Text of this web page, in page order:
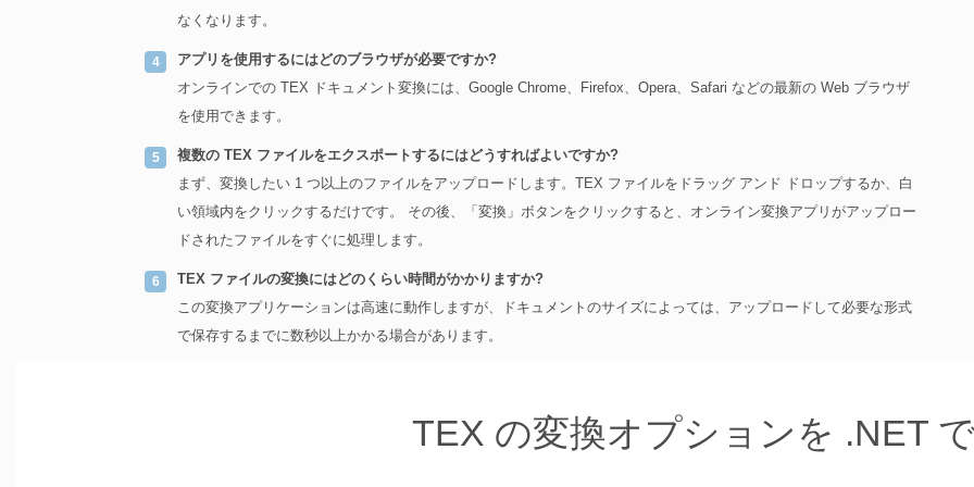
なくなります。
アプリを使用するにはどのブラウザが必要ですか?
オンラインでの TEX ドキュメント変換には、Google Chrome、Firefox、Opera、Safari などの最新の Web ブラウザ
を使用できます。
複数の TEX ファイルをエクスポートするにはどうすればよいですか?
まず、変換したい 1 つ以上のファイルをアップロードします。TEX ファイルをドラッグ アンド ドロップするか、白
い領域内をクリックするだけです。 その後、「変換」ボタンをクリックすると、オンライン変換アプリがアップロー
ドされたファイルをすぐに処理します。
TEX ファイルの変換にはどのくらい時間がかかりますか?
この変換アプリケーションは高速に動作しますが、ドキュメントのサイズによっては、アップロードして必要な形式
で保存するまでに数秒以上かかる場合があります。
TEX の変換オプションを .NET